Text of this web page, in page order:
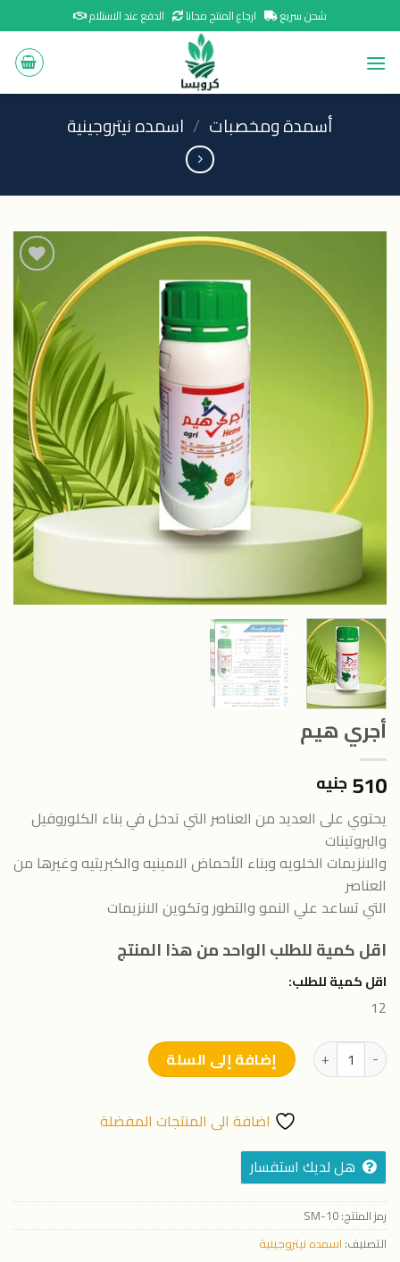
to
content
شحن سريع ارجاع المنتج مجانا الدفع عند الاستلام
أسمدة ومخصبات / اسمده نيتروجينية
اضافة
الى
المنتجات
المفضلة
أجري هيم
510 جنيه
يحتوي على العديد من العناصر التي تدخل في بناء الكلوروفيل
والبروتينات
والانزيمات الخلويه وبناء الأحماض الامينيه والكبريتيه وغيرها من
العناصر
التي تساعد علي النمو والتطور وتكوين الانزيمات
اقل كمية للطلب الواحد من هذا المنتج
اقل كمية للطلب:
12
كمية أجري هيم إضافة إلى السلة
اضافة الى المنتجات المفضلة
هل لديك استفسار
رمز المنتج:SM-10
التصنيف: اسمده نيتروجينية